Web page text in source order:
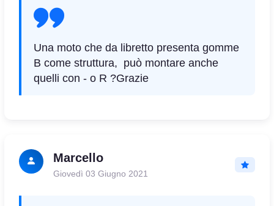
Una moto che da libretto presenta gomme
B come struttura, può montare anche
quelli con - o R ?Grazie
Marcello
Giovedì 03 Giugno 2021